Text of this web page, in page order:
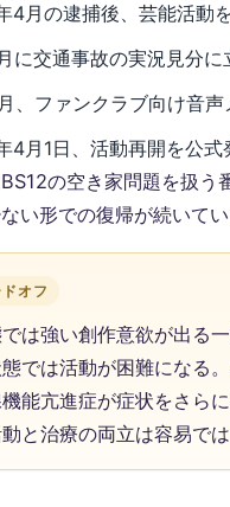
4月の逮捕後、芸能活動
に交通事故の実況見分
、ファンクラブ向け音
4月1日、活動再開を公式
の空き家問題を扱う
い形での復帰が続いてい
ドオフ
は強い創作意欲が出る
では活動が困難になる
能亢進症が症状をさらに
と治療の両立は容易では